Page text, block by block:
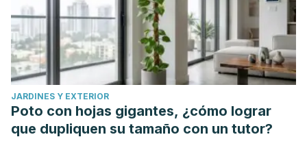
system. Plast Reconstr Surg. 2000 Jun;105(7):2500-12;
discussion 2513-4. doi: 10.1097/00006534-200006000-
00032. PMID: 10845308.
JARDINES Y EXTERIOR
Poto con hojas gigantes, ¿cómo lograr
que dupliquen su tamaño con un tutor?